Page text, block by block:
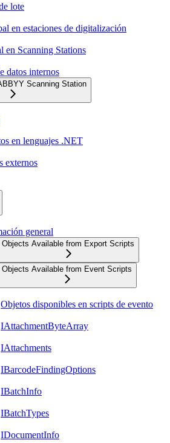
lote
en estaciones de digitalización
en Scanning Stations
datos internos
Scanning Station
en lenguajes .NET
externos
general
Objects Available from Export Scripts
Objects Available from Event Scripts
Objetos disponibles en scripts de evento
IAttachmentByteArray
IAttachments
IBarcodeFindingOptions
IBatchInfo
IBatchTypes
IDocumentInfo